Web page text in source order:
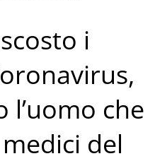
i
l’uomo che
del